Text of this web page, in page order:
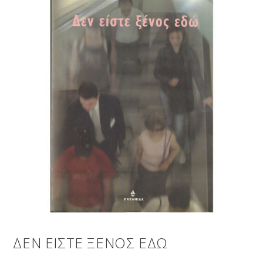
ΔΕΝ ΕΙΣΤΕ ΞΕΝΟΣ ΕΔΩ